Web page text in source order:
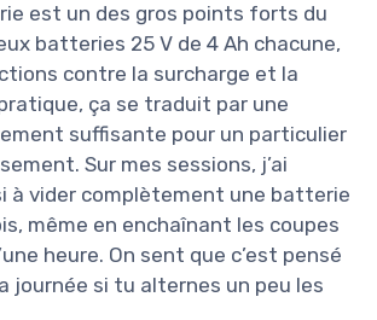
est un des gros points forts du
batteries 25 V de 4 Ah chacune,
contre la surcharge et la
ça se traduit par une
suffisante pour un particulier
Sur mes sessions, j’ai
à vider complètement une batterie
même en enchaînant les coupes
heure. On sent que c’est pensé
journée si tu alternes un peu les